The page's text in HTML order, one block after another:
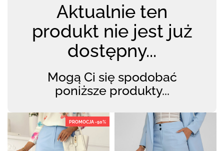
Aktualnie ten
produkt nie jest już
dostępny...
Mogą Ci się spodobać
poniższe produkty...
PROMOCJA -50%